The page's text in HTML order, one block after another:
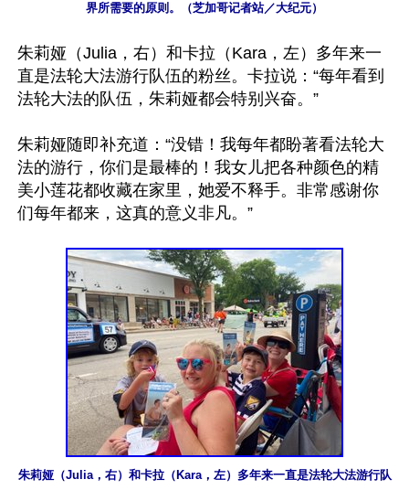
界所需要的原则。（芝加哥记者站／大纪元）
朱莉娅（Julia，右）和卡拉（Kara，左）多年来一
直是法轮大法游行队伍的粉丝。卡拉说：“每年看到
法轮大法的队伍，朱莉娅都会特别兴奋。”
朱莉娅随即补充道：“没错！我每年都盼著看法轮大
法的游行，你们是最棒的！我女儿把各种颜色的精
美小莲花都收藏在家里，她爱不释手。非常感谢你
们每年都来，这真的意义非凡。”
朱莉娅（Julia，右）和卡拉（Kara，左）多年来一直是法轮大法游行队